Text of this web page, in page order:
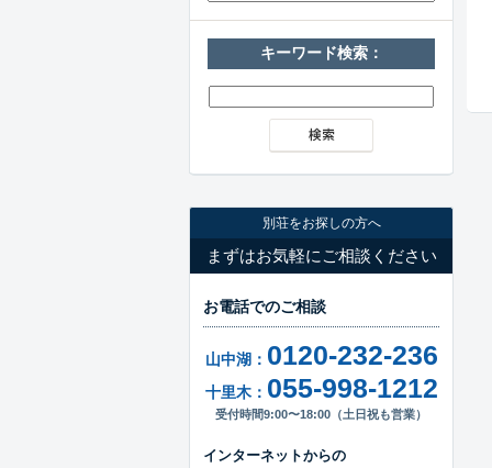
キーワード検索：
別荘をお探しの方へ
まずはお気軽にご相談ください
お電話でのご相談
山中湖： 0120-232-236
十里木： 055-998-1212
受付時間9:00〜18:00（土日祝も営業）
インターネットからの